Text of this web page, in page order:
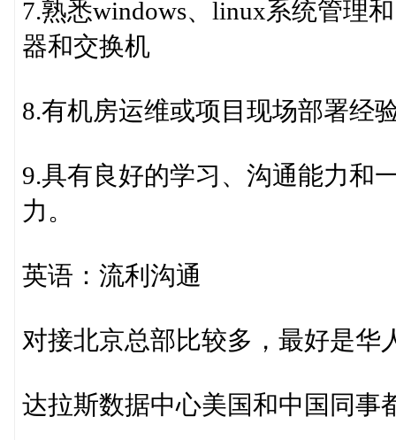
7.熟悉windows、linux系统管理
器和交换机
8.有机房运维或项目现场部署经
9.具有良好的学习、沟通能力和
力。
英语：流利沟通
对接北京总部比较多，最好是华
达拉斯数据中心美国和中国同事